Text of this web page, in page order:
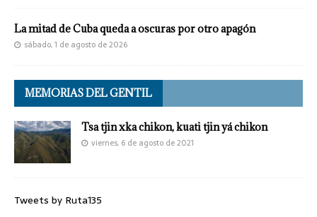
La mitad de Cuba queda a oscuras por otro apagón
sábado, 1 de agosto de 2026
MEMORIAS DEL GENTIL
Tsa tjin xka chikon, kuati tjin yá chikon
viernes, 6 de agosto de 2021
Tweets by Ruta135